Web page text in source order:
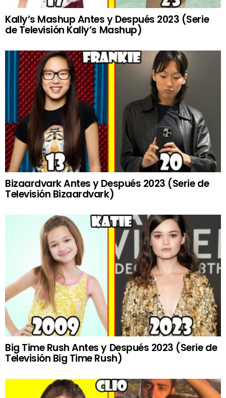
Kally’s Mashup Antes y Después 2023 (Serie
de Televisión Kally’s Mashup)
Bizaardvark Antes y Después 2023 (Serie de
Televisión Bizaardvark)
Big Time Rush Antes y Después 2023 (Serie de
Televisión Big Time Rush)